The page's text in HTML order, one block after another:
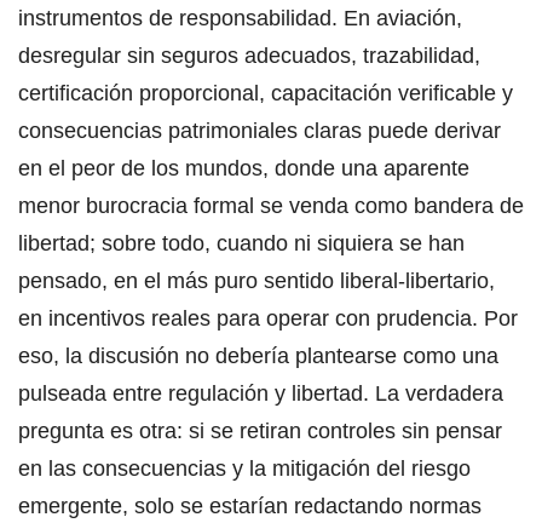
instrumentos de responsabilidad. En aviación,
desregular sin seguros adecuados, trazabilidad,
certificación proporcional, capacitación verificable y
consecuencias patrimoniales claras puede derivar
en el peor de los mundos, donde una aparente
menor burocracia formal se venda como bandera de
libertad; sobre todo, cuando ni siquiera se han
pensado, en el más puro sentido liberal-libertario,
en incentivos reales para operar con prudencia. Por
eso, la discusión no debería plantearse como una
pulseada entre regulación y libertad. La verdadera
pregunta es otra: si se retiran controles sin pensar
en las consecuencias y la mitigación del riesgo
emergente, solo se estarían redactando normas